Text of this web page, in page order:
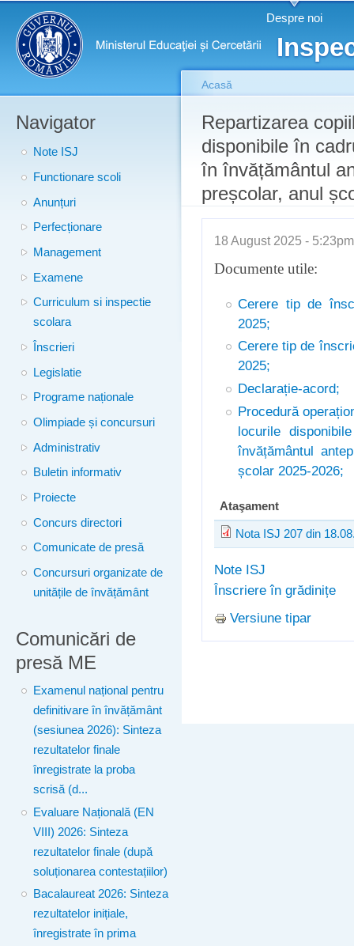
Meniu principal Despre noi
Navigator
Note ISJ
Functionare scoli
Anunțuri
Perfecționare
Management
Examene
Curriculum si inspectie
scolara
Înscrieri
Legislatie
Programe naționale
Olimpiade și concursuri
Administrativ
Buletin informativ
Proiecte
Concurs directori
Comunicate de presă
Concursuri organizate de
unitățile de învățământ
Comunicări de
presă ME
Examenul național pentru
definitivare în învățământ
(sesiunea 2026): Sinteza
rezultatelor finale
înregistrate la proba
scrisă (d...
Evaluare Națională (EN
VIII) 2026: Sinteza
rezultatelor finale (după
soluționarea contestațiilor)
Bacalaureat 2026: Sinteza
rezultatelor inițiale,
înregistrate în prima
Eşti aici
Acasă
Repartizarea
disponibile în
în învățământul
preșcolar, anul
18 August 2025 -
Documente utile:
Cerere tip de
2025;
Cerere tip de
2025;
Declarație-acord;
Procedură
locurile
învățământul
școlar 2025-2026;
Ataşament
Nota ISJ 207 din
Note ISJ
Înscriere în grădinițe
Versiune tipar